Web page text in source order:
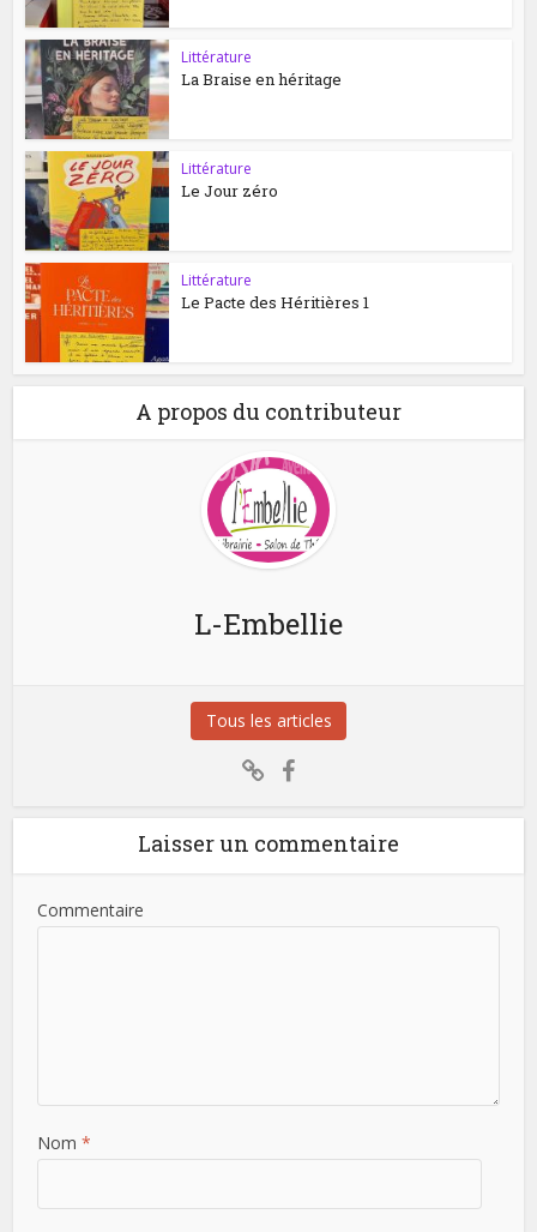
Littérature
La Braise en héritage
Littérature
Le Jour zéro
Littérature
Le Pacte des Héritières 1
A propos du contributeur
L-Embellie
Tous les articles
Laisser un commentaire
Commentaire
Nom *